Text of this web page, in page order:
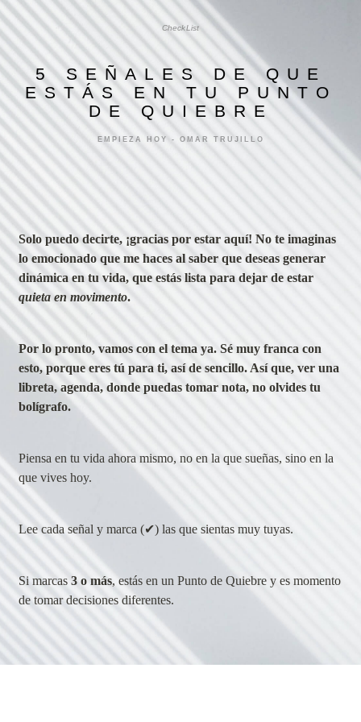
CheckList
5 SEÑALES DE QUE
ESTÁS EN TU PUNTO
DE QUIEBRE
EMPIEZA HOY - OMAR TRUJILLO